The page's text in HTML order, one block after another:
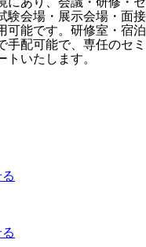
験会場・展示会場・面接
可能です。研修室・宿泊
手配可能で、専任のセミ
いたします。